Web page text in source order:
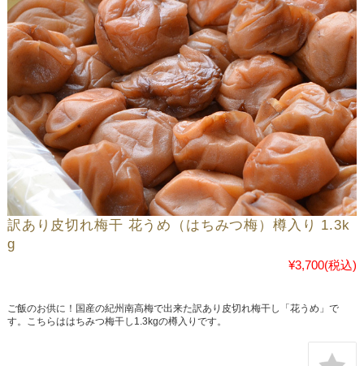
訳あり皮切れ梅干 花うめ（はちみつ梅）樽入り 1.3k
g
¥3,700(税込)
ご飯のお供に！国産の紀州南高梅で出来た訳あり皮切れ梅干し「花うめ」で
す。こちらははちみつ梅干し1.3kgの樽入りです。